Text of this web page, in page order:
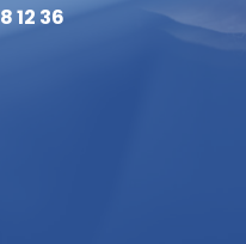
12 36